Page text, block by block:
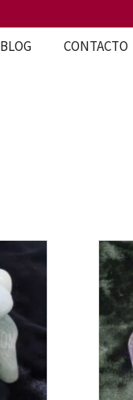
BLOG CONTACTO